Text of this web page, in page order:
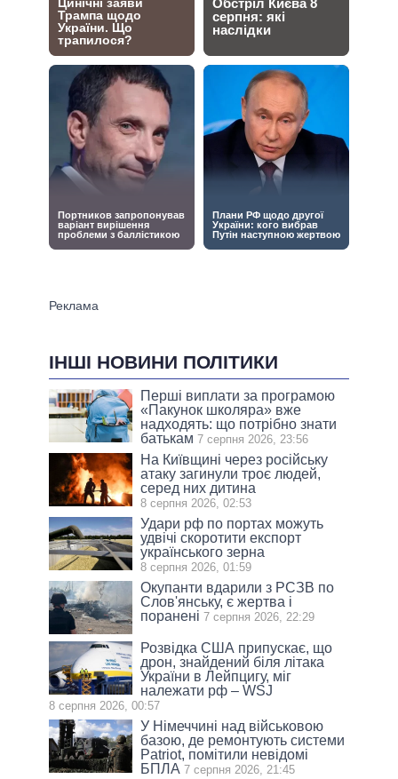
ІНШІ НОВИНИ ПОЛІТИКИ
Перші виплати за програмою
«Пакунок школяра» вже
надходять: що потрібно знати
батькам 7 серпня 2026, 23:56
На Київщині через російську
атаку загинули троє людей,
серед них дитина
8 серпня 2026, 02:53
Удари рф по портах можуть
удвічі скоротити експорт
українського зерна
8 серпня 2026, 01:59
Окупанти вдарили з РСЗВ по
Слов'янську, є жертва і
поранені 7 серпня 2026, 22:29
Розвідка США припускає, що
дрон, знайдений біля літака
України в Лейпцигу, міг
належати рф – WSJ
8 серпня 2026, 00:57
У Німеччині над військовою
базою, де ремонтують системи
Patriot, помітили невідомі
БПЛА 7 серпня 2026, 21:45